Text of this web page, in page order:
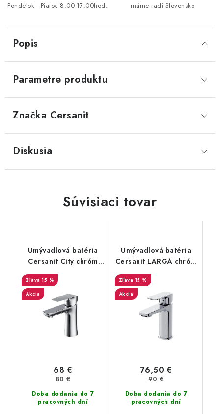
Pondelok - Piatok 8:00-17:00hod. máme radi Slovensko
Popis
Parametre produktu
Značka Cersanit
Diskusia
Súvisiaci tovar
Umývadlová batéria
Cersanit City chróm
(S951-359)
15 %
Akcia
Doba dodania do 7
pracovných dní
68 €
80 €
Umývadlová batéria
Cersanit LARGA chróm
(S951-388)
15 %
Akcia
Doba dodania do 7
pracovných dní
76,50 €
90 €